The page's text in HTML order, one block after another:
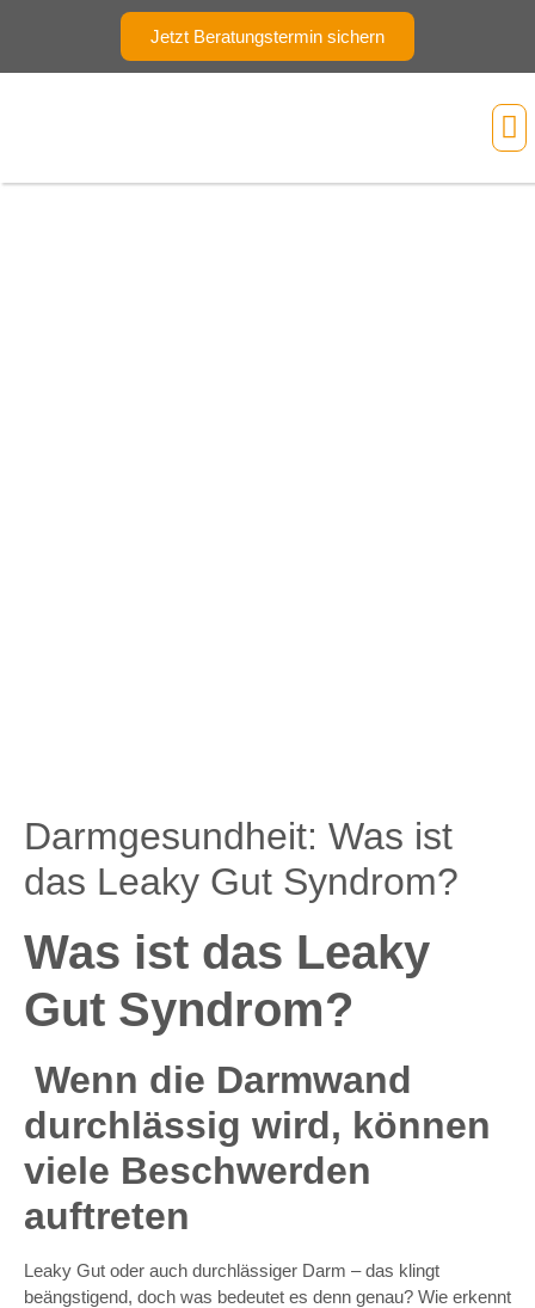
Jetzt Beratungstermin sichern
Darmgesundheit: Was ist
das Leaky Gut Syndrom?
Was ist das Leaky
Gut Syndrom?
Wenn die Darmwand
durchlässig wird, können
viele Beschwerden
auftreten
Leaky Gut oder auch durchlässiger Darm – das klingt
beängstigend, doch was bedeutet es denn genau? Wie erkennt